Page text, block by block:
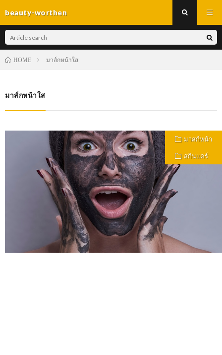
beauty-worthen
HOME มาส์กหน้าใส
มาส์กหน้าใส
มาสก์หน้า
สกินแคร์